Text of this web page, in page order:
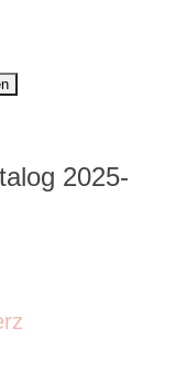
2025-